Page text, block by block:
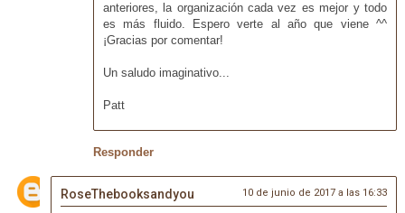
anteriores, la organización cada vez es mejor y todo
es más fluido. Espero verte al año que viene ^^
¡Gracias por comentar!
Un saludo imaginativo...
Patt
Responder
RoseThebooksandyou 10 de junio de 2017 a las 16:33